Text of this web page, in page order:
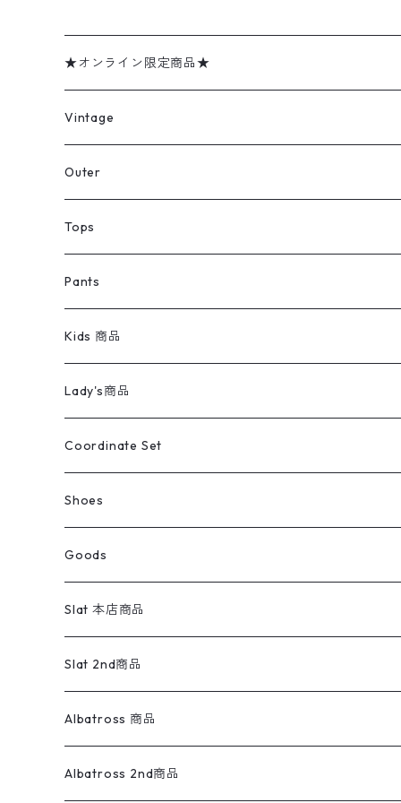
★オンライン限定商品★
ミリタリーデッドストック
アウター
デニムジャケット
ミリタリージャケット
コート
ナイロンジャケット
トップス
半袖シャツ
長袖シャツ
セーター・カーディガン
パンツ
デニムパンツ
ミリタリーパンツ
スラックス
オーバーオール・つなぎ
レディース
アウター
トップス
キッズ
アウター
トップス
ライフスタイル雑貨
ラグ・ブランケット
ブランド
ラルフローレン
リーバイス
Vintage
Jacket
Tee
Sweat Shirts
REVERSE WEAVE
Pants
Shirts
Ladies
Sweater
Goods
Military
Outer
コート
デニムジャケット
ミリタリージャケット
スウィングトップ
アウトドアナイロンジャケット
スポーツナイロンジャケット
ワークジャケット
テーラードジャケット
ウールジャケット
ダウンジャケット
レザージャケット
Tops
Tシャツ
長袖シャツ
ブランドシャツ
ストライプシャツ
柄シャツ
ワークシャツ
半袖シャツ
ポロシャツ
スウェット・パーカ
プリントスウェット
ロゴスウェット
ベスト
セーター・カーディガン
アランセーター
ウールセーター
フリース
Pants
デニムパンツ
501,505
バギーズデニム
ミリタリーパンツ
チノパンツ
イージーパンツ
スラックス
ワークパンツ
コーデュロイパンツ
オーバーオール・つなぎ
ショーツ
Kids 商品
Vintage
Tops
Pants
Tops
Pants
Lady's商品
Tシャツ
ブラウス／シャツ／デザイントップス
長袖
半袖
ベスト／キャミソール
スウェット
ニット
ジャケット
スカート
Coordinate Set
Shoes
22cm以下
22.5cm
23cm
23.5cm
24cm
Goods
バンダナ
Slat 本店商品
Outer
Tee
Shirts
Slat 2nd商品
アウター
ハンティングジャケット
長袖シャツ
Albatross 商品
Vintage sweater
Albatross 2nd商品